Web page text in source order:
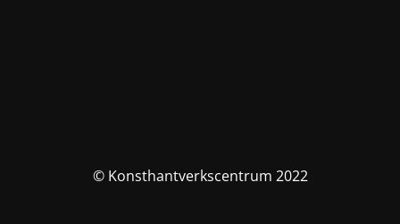
© Konsthantverkscentrum 2022